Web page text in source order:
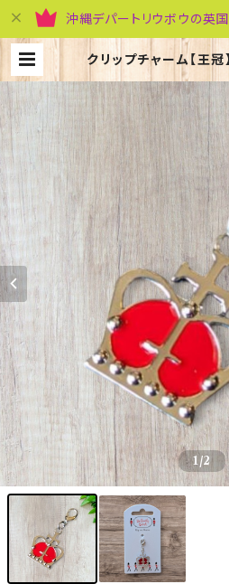
沖縄デパートリウボウの
クリップチャーム【王
90193-B | 英国雑貨
ッシュ・ラ
1/2